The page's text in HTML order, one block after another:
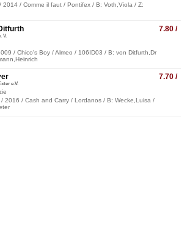
2014 / Comme il faut / Pontifex / B: Voth,Viola / Z:
7.80 /
V.
/ Chico's Boy / Almeo / 106ID03 / B: von Ditfurth,Dr
7.70 /
e.V.
/ 2016 / Cash and Carry / Lordanos / B: Wecke,Luisa /